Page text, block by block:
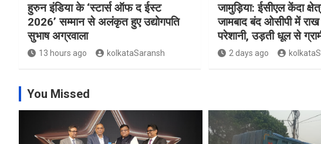
हुरुन इंडिया के ‘स्टार्स ऑफ द ईस्ट
2026’ सम्मान से अलंकृत हुए उद्योगपति
सुभाष अग्रवाला
13 hours ago kolkataSaransh
जामुड़िया: ईसीएल केंदा
जामबाद बंद ओसीपी में राख
परेशानी, उड़ती धूल से
2 days ago
You Missed